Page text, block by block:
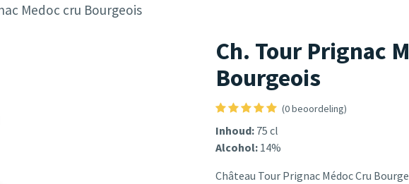
Medoc cru Bourgeois
Ch. Tour Prignac
Bourgeois
(0 beoordeling)
Inhoud: 75 cl
Alcohol: 14%
Château Tour Prignac Médoc Cru